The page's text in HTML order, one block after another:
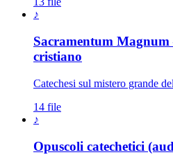
♪
Sacramentum
cristiano
Catechesi sul mistero grande
14 file
♪
Opuscoli catechetici